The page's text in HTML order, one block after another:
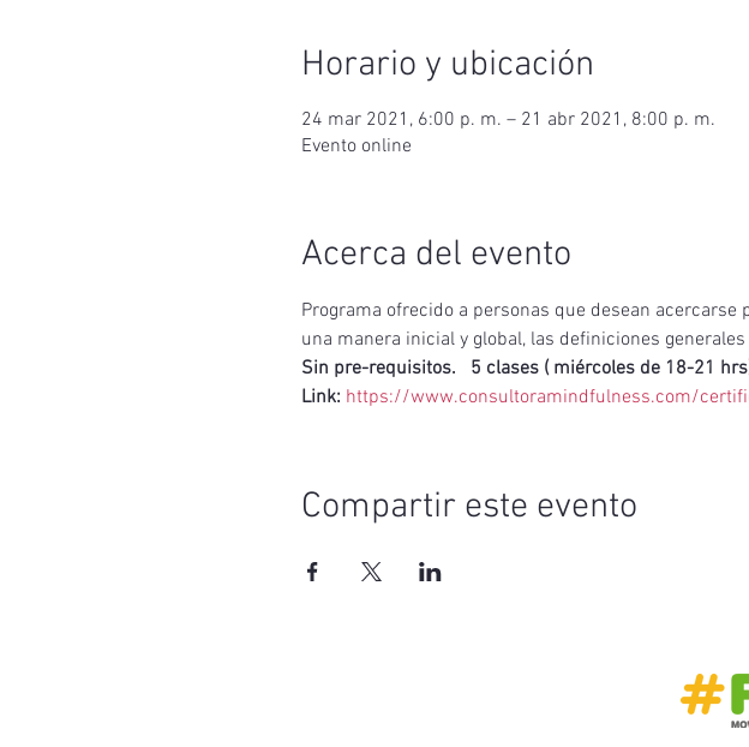
Horario y ubicación
24 mar 2021, 6:00 p. m. – 21 abr 2021, 8:00 p. m.
Evento online
Acerca del evento
Programa ofrecido a personas que desean
una manera inicial y global, las definiciones
Sin pre-requisitos.   5 clases ( miércoles de 18-21
Link: https://www.consultoramindfulness.com/
Compartir este evento